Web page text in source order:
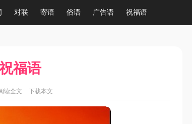
对联 寄语 俗语 广告语 祝福语
福语
读全文 下载本文